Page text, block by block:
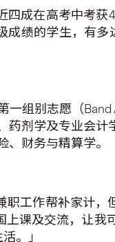
成在高考中考
绩的学生，有
组别志愿（
剂学及专业会
财务与精算学。
工作帮补家计
课及交流，让我
。」